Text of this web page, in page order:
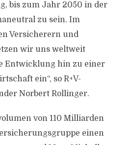
bis zum Jahr 2050 in der
zu sein. Im
Versicherern und
wir uns weltweit
Entwicklung hin zu einer
ein“, so R+V-
Norbert Rollinger.
von 110 Milliarden
einen